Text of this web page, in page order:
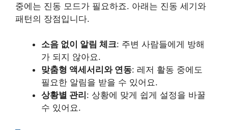
중에는 진동 모드가 필요하죠. 아래는 진동 세기와
패턴의 장점입니다.
소음 없이 알림 체크: 주변 사람들에게 방해
가 되지 않아요.
맞춤형 액세서리와 연동: 레저 활동 중에도
필요한 알림을 받을 수 있어요.
상황별 관리 : 상황에 맞게 쉽게 설정을 바꿀
수 있어요.